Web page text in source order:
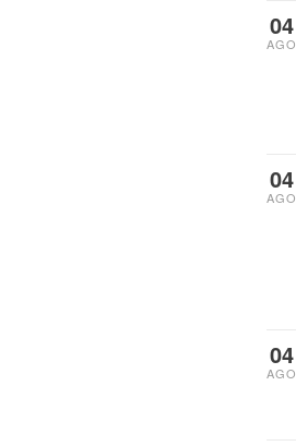
04
AGO
04
AGO
04
AGO